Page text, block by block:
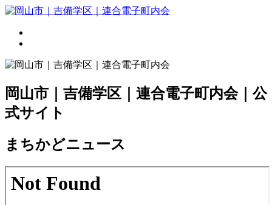
岡山市｜吉備学区｜連合電子町内会｜公
式サイト
まちかどニュース